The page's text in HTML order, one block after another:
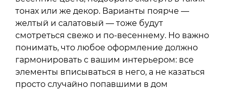
тонах или же декор. Варианты поярче —
желтый и салатовый — тоже будут
смотреться свежо и по-весеннему. Но важно
понимать, что любое оформление должно
гармонировать с вашим интерьером: все
элементы вписываться в него, а не казаться
просто случайно попавшими в дом